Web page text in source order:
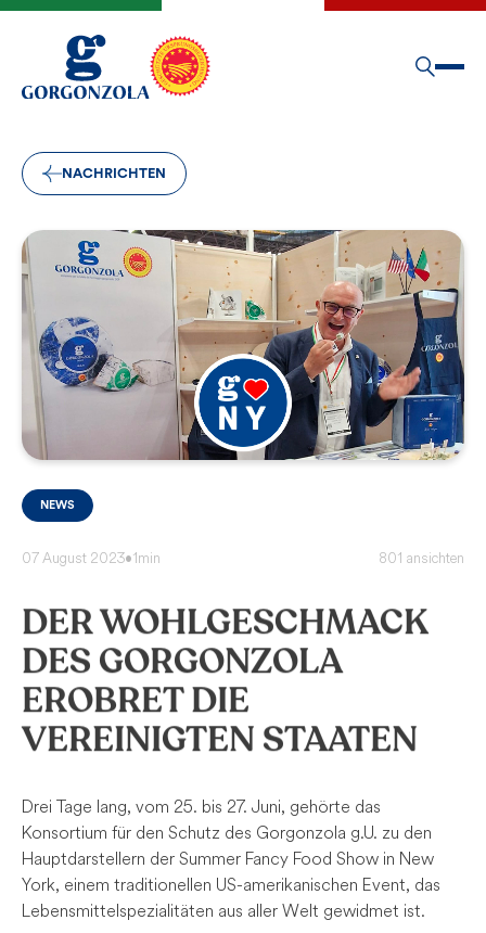
NACHRICHTEN
NEWS
07 August 2023•1min 801 ansichten
DER WOHLGESCHMACK
DES GORGONZOLA
EROBRET DIE
VEREINIGTEN STAATEN
Drei Tage lang, vom 25. bis 27. Juni, gehörte das
Konsortium für den Schutz des Gorgonzola g.U. zu den
Hauptdarstellern der Summer Fancy Food Show in New
York, einem traditionellen US-amerikanischen Event, das
Lebensmittelspezialitäten aus aller Welt gewidmet ist.